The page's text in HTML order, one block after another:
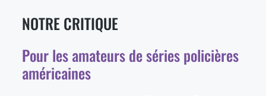
NOTRE CRITIQUE
Pour les amateurs de séries policières
américaines